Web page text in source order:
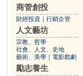
商管創投
財經投資 行銷企管
人文藝坊
宗教、哲學
社會、人文、史地
藝術、美學
電影戲劇
勵志養生